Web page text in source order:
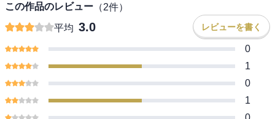
もらえる額を試算しよう【第２部 人生100年時代を楽しむお金との
つきあい方】 第４章 定年後は「ちょこっと仕事」で上手に稼ぐ 第
５章 お金が貯まる人がやっている、支出の見直し方 第６章 これ
だけはやってほしい、賢い運用法
この作品のレビュー （2件）
平均 3.0 レビューを書く
0
1
0
1